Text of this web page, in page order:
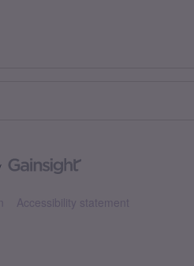
Accessibility statement